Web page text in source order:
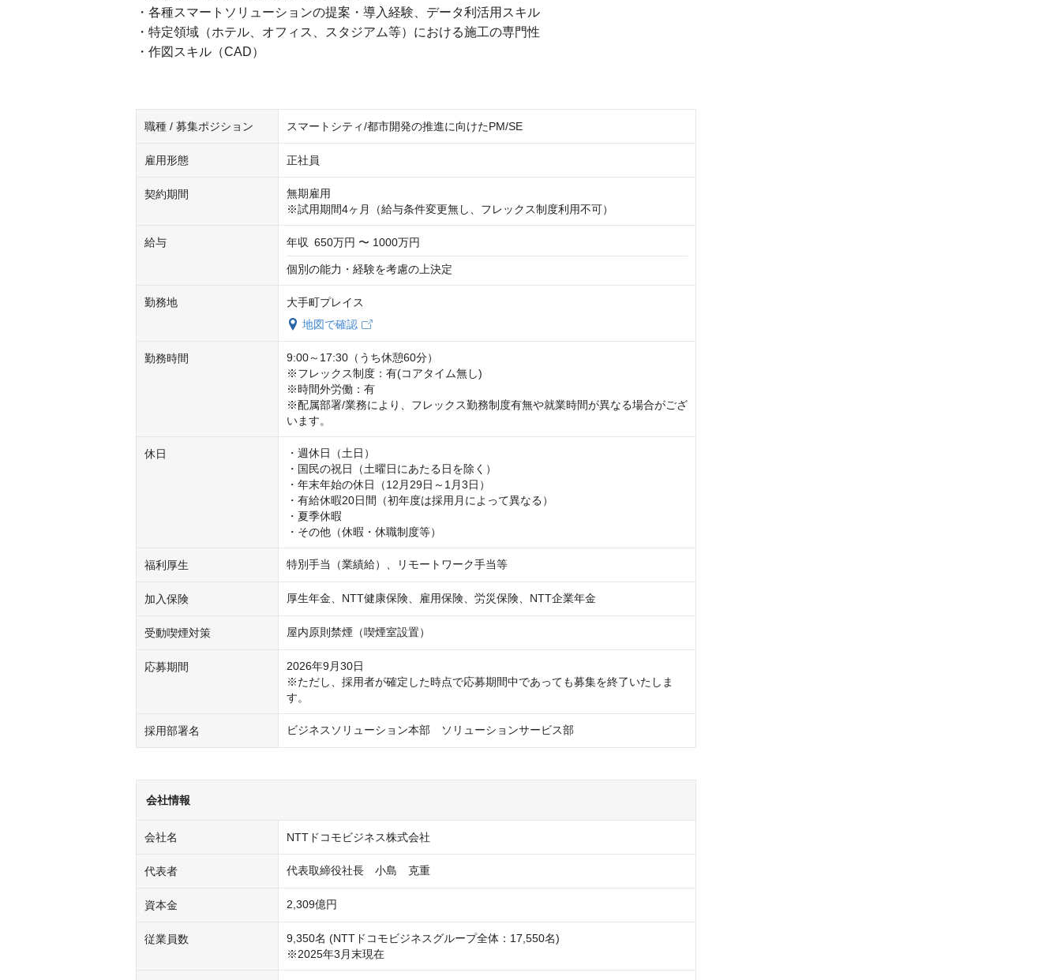
・各種スマートソリューションの提案・導入経験、データ利活用スキル
・特定領域（ホテル、オフィス、スタジアム等）における施工の専門性
・作図スキル（CAD）
職種 / 募集ポジション スマートシティ/都市開発の推進に向けたPM/SE
雇用形態 正社員
契約期間
無期雇用
※試用期間4ヶ月（給与条件変更無し、フレックス制度利用不可）
給与 年収 650万円 〜 1000万円
個別の能力・経験を考慮の上決定
勤務地
大手町プレイス
地図で確認
勤務時間
9:00～17:30（うち休憩60分）
※フレックス制度：有(コアタイム無し)
※時間外労働：有
※配属部署/業務により、フレックス勤務制度有無や就業時間が異なる場合がござ
います。
休日
・週休日（土日）
・国民の祝日（土曜日にあたる日を除く）
・年末年始の休日（12月29日～1月3日）
・有給休暇20日間（初年度は採用月によって異なる）
・夏季休暇
・その他（休暇・休職制度等）
福利厚生 特別手当（業績給）、リモートワーク手当等
加入保険 厚生年金、NTT健康保険、雇用保険、労災保険、NTT企業年金
受動喫煙対策 屋内原則禁煙（喫煙室設置）
応募期間
2026年9月30日
※ただし、採用者が確定した時点で応募期間中であっても募集を終了いたしま
す。
採用部署名 ビジネスソリューション本部　ソリューションサービス部
会社情報
会社名 NTTドコモビジネス株式会社
代表者 代表取締役社長　小島　克重
資本金 2,309億円
従業員数
9,350名 (NTTドコモビジネスグループ全体：17,550名)
※2025年3月末現在